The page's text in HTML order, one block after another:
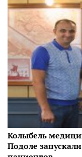
Колыбель
Подоле